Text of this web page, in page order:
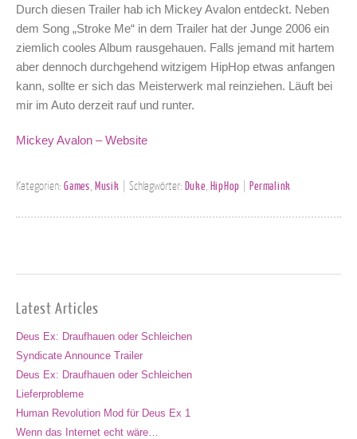
Durch diesen Trailer hab ich Mickey Avalon entdeckt. Neben
dem Song „Stroke Me“ in dem Trailer hat der Junge 2006 ein
ziemlich cooles Album rausgehauen. Falls jemand mit hartem
aber dennoch durchgehend witzigem HipHop etwas anfangen
kann, sollte er sich das Meisterwerk mal reinziehen. Läuft bei
mir im Auto derzeit rauf und runter.
Mickey Avalon – Website
Kategorien: Games Musik | Schlagwörter: Duke HipHop |Permalink
Latest Articles
Deus Ex: Draufhauen oder Schleichen
Syndicate Announce Trailer
Deus Ex: Draufhauen oder Schleichen
Lieferprobleme
Human Revolution Mod für Deus Ex 1
Wenn das Internet echt wäre…